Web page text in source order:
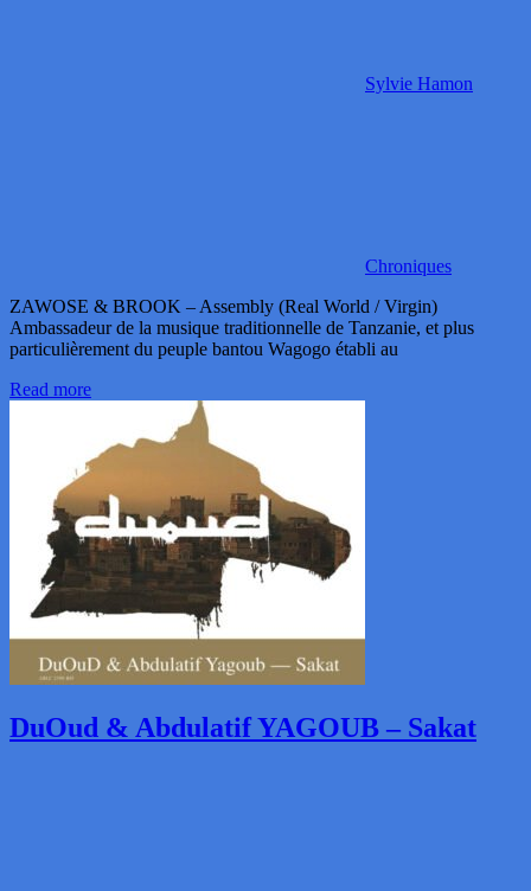
Sylvie Hamon
Chroniques
ZAWOSE & BROOK – Assembly (Real World / Virgin)
Ambassadeur de la musique traditionnelle de Tanzanie, et plus
particulièrement du peuple bantou Wagogo établi au
Read more
DuOud & Abdulatif YAGOUB – Sakat